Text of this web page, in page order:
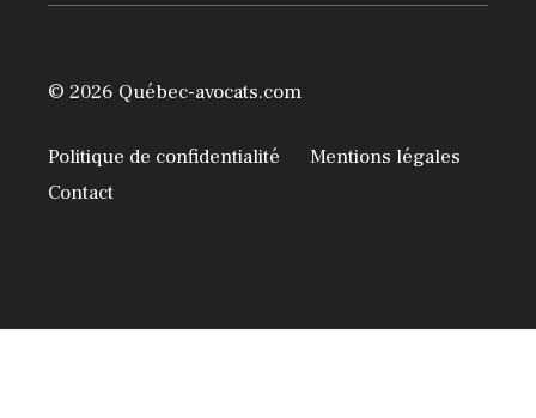
© 2026 Québec-avocats.com
Politique de confidentialité
Mentions légales
Contact